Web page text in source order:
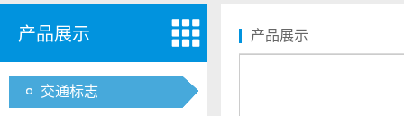
产品展示
交通标志
产品展示